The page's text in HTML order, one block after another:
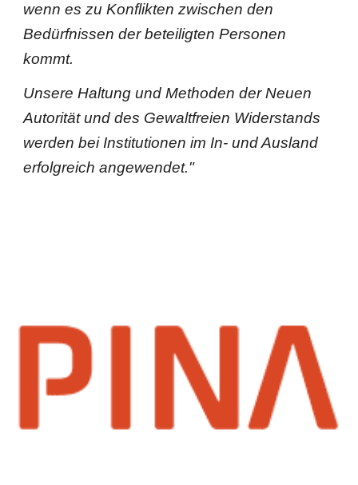
wenn es zu Konflikten zwischen den
Bedürfnissen der beteiligten Personen
kommt.
Unsere Haltung und Methoden der Neuen
Autorität und des Gewaltfreien Widerstands
werden bei Institutionen im In- und Ausland
erfolgreich angewendet."